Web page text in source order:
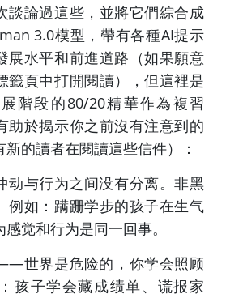
談論過這些，並將它們綜合成
3.0模型，帶有各種AI提示
展水平和前進道路（如果願意
籤頁中打開閱讀），但這裡是
階段的80/20精華作為複習
助於揭示你之前沒有注意到的
的讀者在閱讀這些信件）：
与行为之间没有分离。非黑
例如：蹒跚学步的孩子在生气
觉和行为是同一回事。
世界是危险的，你学会照顾
孩子学会藏成绩单、谎报家